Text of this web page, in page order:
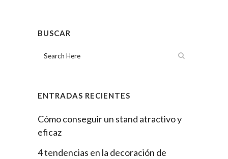
BUSCAR
ENTRADAS RECIENTES
Cómo conseguir un stand atractivo y
eficaz
4 tendencias en la decoración de